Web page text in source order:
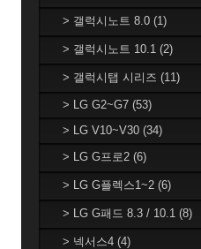
> 갤럭시노트 8.0 (1)
> 갤럭시노트 10.1 (2)
> 갤럭시탭 시리즈 (11)
> LG G2~G7 (53)
> LG V10~V30 (34)
> LG G프로2 (6)
> LG G플렉스1~2 (6)
> LG G패드 8.3 / 10.1 (8)
> 넥서스4 (4)